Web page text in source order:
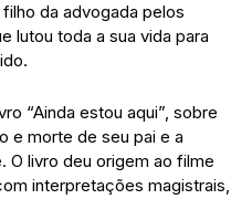
da advogada pelos
lutou toda a sua vida para
“Ainda estou aqui”, sobre
e morte de seu pai e a
O livro deu origem ao filme
interpretações magistrais,